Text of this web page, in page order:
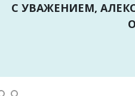
С УВАЖЕНИЕМ,